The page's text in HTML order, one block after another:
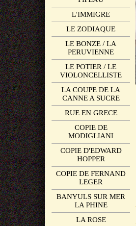
L'IMMIGRE
LE ZODIAQUE
LE BONZE / LA
PERUVIENNE
LE POTIER / LE
VIOLONCELLISTE
LA COUPE DE LA
CANNE A SUCRE
RUE EN GRECE
COPIE DE
MODIGLIANI
COPIE D'EDWARD
HOPPER
COPIE DE FERNAND
LEGER
BANYULS SUR MER
LA PHINE
LA ROSE